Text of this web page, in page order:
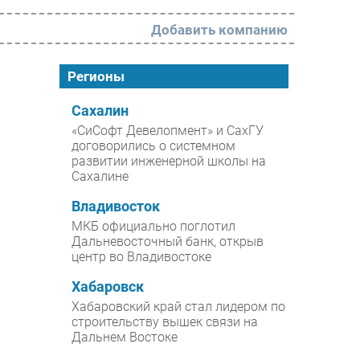
РАЗДЕЛЫ
Новости
Аналитика
Интервью
Проекты
IT класс
Каталог компаний
Добавить компанию
Регионы
Сахалин
«СиСофт Девелопмент» и СахГУ
договорились о системном
развитии инженерной школы на
Сахалине
Владивосток
МКБ официально поглотил
Дальневосточный банк, открыв
центр во Владивостоке
Хабаровск
Хабаровский край стал лидером по
строительству вышек связи на
Дальнем Востоке